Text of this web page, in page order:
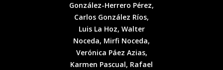
González-Herrero Pérez,
Carlos González Ríos,
Luis La Hoz, Walter
Noceda, Mirfi Noceda,
Verónica Páez Azias,
Karmen Pascual, Rafael